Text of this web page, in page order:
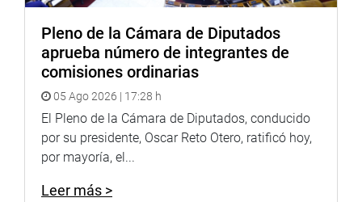
Pleno de la Cámara de Diputados
aprueba número de integrantes de
comisiones ordinarias
05 Ago 2026 | 17:28 h
El Pleno de la Cámara de Diputados, conducido
por su presidente, Oscar Reto Otero, ratificó hoy,
por mayoría, el...
Leer más >